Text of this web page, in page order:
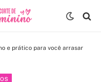
e prático para você arrasar